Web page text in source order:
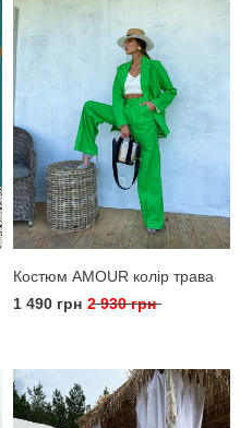
Костюм AMOUR колір трава
1 490 грн 2 930 грн